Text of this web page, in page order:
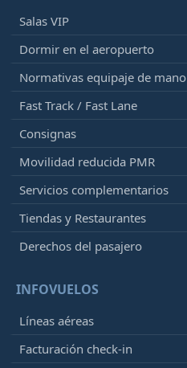
Salas VIP
Dormir en el aeropuerto
Normativas equipaje de mano
Fast Track / Fast Lane
Consignas
Movilidad reducida PMR
Servicios complementarios
Tiendas y Restaurantes
Derechos del pasajero
INFOVUELOS
Líneas aéreas
Facturación check-in